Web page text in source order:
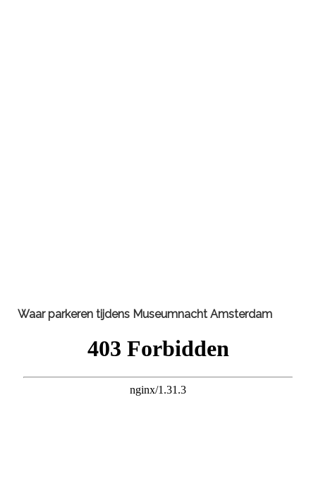
Waar parkeren tijdens Museumnacht Amsterdam